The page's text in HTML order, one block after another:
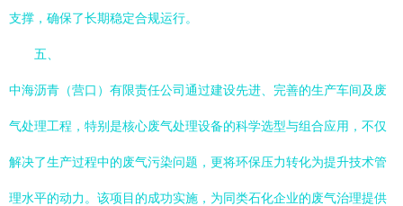
支撑，确保了长期稳定合规运行。
五、
中海沥青（营口）有限责任公司通过建设先进、完善的生产车间及废
气处理工程，特别是核心废气处理设备的科学选型与组合应用，不仅
解决了生产过程中的废气污染问题，更将环保压力转化为提升技术管
理水平的动力。该项目的成功实施，为同类石化企业的废气治理提供